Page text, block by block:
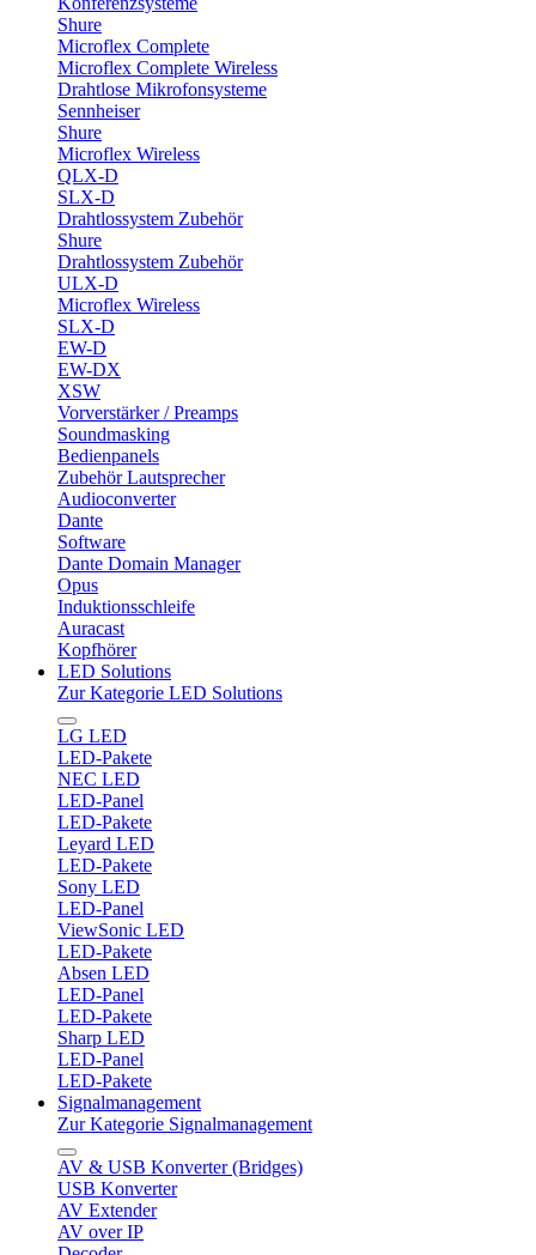
Shure
Microflex Complete
Microflex Complete Wireless
Drahtlose Mikrofonsysteme
Sennheiser
Shure
Microflex Wireless
QLX-D
SLX-D
Drahtlossystem Zubehör
Shure
Drahtlossystem Zubehör
ULX-D
Microflex Wireless
SLX-D
EW-D
EW-DX
XSW
Vorverstärker / Preamps
Soundmasking
Bedienpanels
Zubehör Lautsprecher
Audioconverter
Dante
Software
Dante Domain Manager
Opus
Induktionsschleife
Auracast
Kopfhörer
LED Solutions
Zur Kategorie LED Solutions
LG LED
LED-Pakete
NEC LED
LED-Panel
LED-Pakete
Leyard LED
LED-Pakete
Sony LED
LED-Panel
ViewSonic LED
LED-Pakete
Absen LED
LED-Panel
LED-Pakete
Sharp LED
LED-Panel
LED-Pakete
Signalmanagement
Zur Kategorie Signalmanagement
AV & USB Konverter (Bridges)
USB Konverter
AV Extender
AV over IP